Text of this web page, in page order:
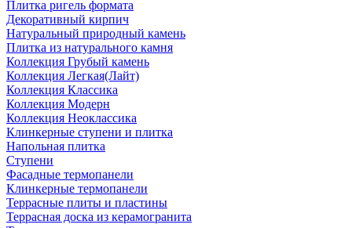
Плитка ригель формата
Декоративный кирпич
Натуральный природный камень
Плитка из натурального камня
Коллекция Грубый камень
Коллекция Легкая(Лайт)
Коллекция Классика
Коллекция Модерн
Коллекция Неоклассика
Клинкерные ступени и плитка
Напольная плитка
Ступени
Фасадные термопанели
Клинкерные термопанели
Террасные плиты и пластины
Террасная доска из керамогранита